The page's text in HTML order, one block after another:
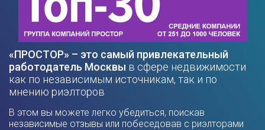
«ПРОСТОР» – это самый привлекательный
работодатель Москвы в сфере недвижимости
как по независимым источникам, так и по
мнению риэлторов
В этом вы можете легко убедиться, поискав
независимые отзывы или побеседовав с риэлторами